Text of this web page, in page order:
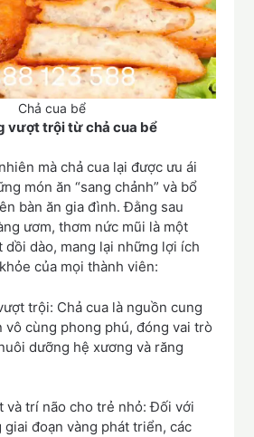
Chả cua bể
vượt trội từ chả cua bể
mà chả cua lại được ưu ái
món ăn “sang chảnh” và bổ
bàn ăn gia đình. Đằng sau
ươm, thơm nức mũi là một
dồi dào, mang lại những lợi ích
của mọi thành viên:
trội: Chả cua là nguồn cung
vô cùng phong phú, đóng vai trò
dưỡng hệ xương và răng
và trí não cho trẻ nhỏ: Đối với
đoạn vàng phát triển, các